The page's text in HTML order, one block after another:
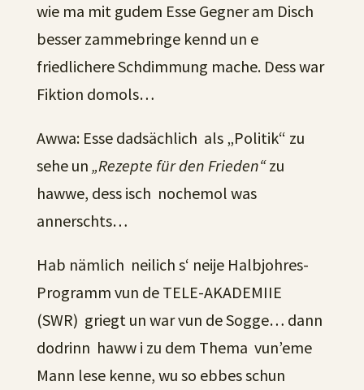
wie ma mit gudem Esse Gegner am Disch
besser zammebringe kennd un e
friedlichere Schdimmung mache. Dess war
Fiktion domols…
Awwa: Esse dadsächlich als „Politik“ zu
sehe un „Rezepte für den Frieden“zu
hawwe, dess isch nochemol was
annerschts…
Hab nämlich neilich s‘ neije Halbjohres-
Programm vun de TELE-AKADEMIIE
(SWR) griegt un war vun de Sogge… dann
dodrinn haww i zu dem Thema vun’eme
Mann lese kenne, wu so ebbes schun